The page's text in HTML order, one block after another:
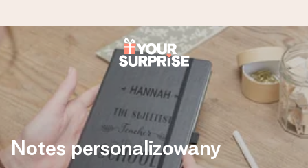
Wysyłka w 1 dzień roboczy
Tworzymy Twój prezent z troską i wysyłamy go w mgnieniu
oka – dzięki czemu możesz go dać dokładnie we
właściwym momencie, kiedy ma to największe znaczenie
Notes personalizowany